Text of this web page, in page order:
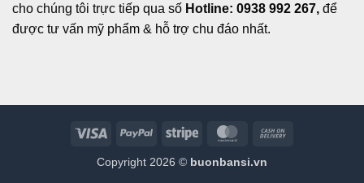
cho chúng tôi trực tiếp qua số Hotline: 0938 992 267, để
được tư vấn mỹ phẩm & hỗ trợ chu đáo nhất.
Visa PayPal Stripe MasterCard
Copyright 2026 © buonbansi.vn